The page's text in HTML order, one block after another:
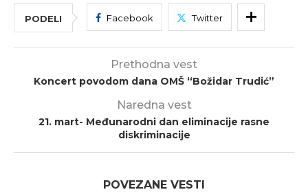
PODELI Facebook Twitter
Prethodna vest
Koncert povodom dana OMŠ “Božidar Trudić”
Naredna vest
21. mart- Međunarodni dan eliminacije rasne
diskriminacije
POVEZANE VESTI